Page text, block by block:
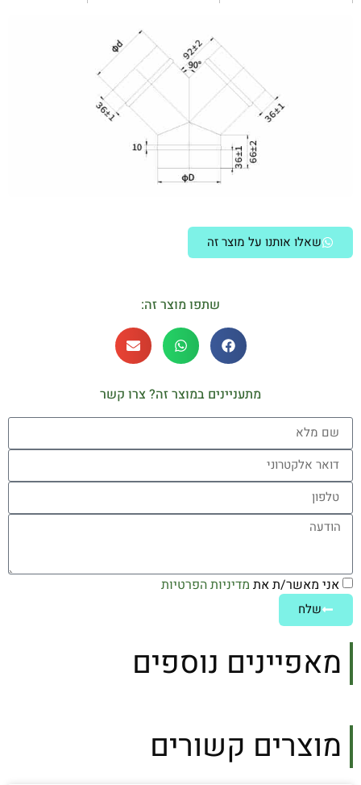
שאלו אותנו על מוצר זה
שתפו מוצר זה:
מתעניינים במוצר זה? צרו קשר
אני מאשר/ת את מדיניות הפרטיות
שלח
מאפיינים נוספים
מוצרים קשורים